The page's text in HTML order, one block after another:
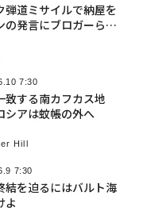
弾道ミサイルで納屋を
の発言にブロガーら憤
7:30
致する南カフカス地
シアは蚊帳の外へ
Hill
7:30
結を迫るにはバルト海
よ